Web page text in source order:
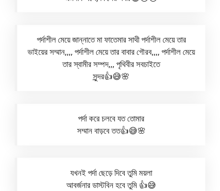
পর্দাশীল মেয়ে জান্নাতে মা ফাতেমার সাথী পর্দাশীল মেয়ে তার
ভাইয়ের সম্মান,,,, পর্দাশীল মেয়ে তার বাবার গৌরব,,,, পর্দাশীল মেয়ে
তার স্বামীর সম্পদ,,, পৃথিবীর সবচাইতে
সুন্দর👍😅🌸
পর্দা করে চলবে যত তোমার
সম্মান বাড়বে তত👍😅🌸
যখনই পর্দা ছেড়ে দিবে তুমি ময়লা
আবর্জনার ডাস্টবিন হবে তুমি 👍😅